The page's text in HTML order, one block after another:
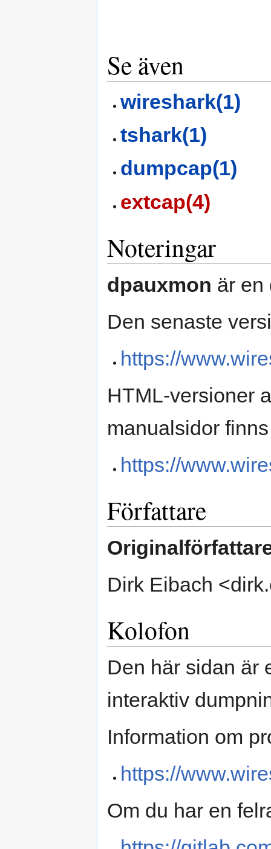
Se även
wireshark(1)
tshark(1)
dumpcap(1)
extcap(4)
Noteringar
dpauxmon är
Den senaste
https://
HTML-versioner
manualsidor
https://
Författare
Dirk Eibach
Kolofon
Den här sidan är
interaktiv
Information om
https://
Om du har en